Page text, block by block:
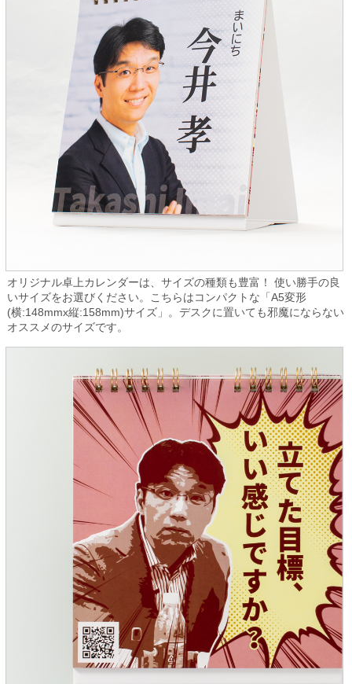
オリジナル卓上カレンダーは、サイズの種類も豊富！ 使い勝手の良
いサイズをお選びください。こちらはコンパクトな「A5変形
(横:148mmx縦:158mm)サイズ」。デスクに置いても邪魔にならない
オススメのサイズです。